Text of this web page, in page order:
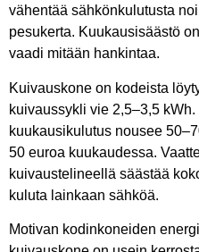
vähentää sähkönkulutusta
pesukerta. Kuukausisäästö
vaadi mitään hankintaa.
Kuivauskone on kodeista
kuivaussykli vie 2,5–3,5
kuukausikulutus nousee
50 euroa kuukaudessa.
kuivaustelineellä säästää
kuluta lainkaan sähköä.
Motivan kodinkoneiden